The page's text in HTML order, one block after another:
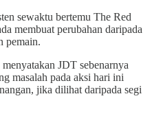
sewaktu bertemu The Red
membuat perubahan daripada
pemain.
JDT sebenarnya
masalah pada aksi hari ini
jika dilihat daripada segi